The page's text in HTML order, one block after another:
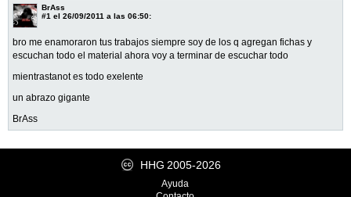
BrAss
#1 el 26/09/2011 a las 06:50:
bro me enamoraron tus trabajos siempre soy de los q agregan fichas y
escuchan todo el material ahora voy a terminar de escuchar todo
mientrastanot es todo exelente
un abrazo gigante
BrAss
HHG 2005-2026
Ayuda